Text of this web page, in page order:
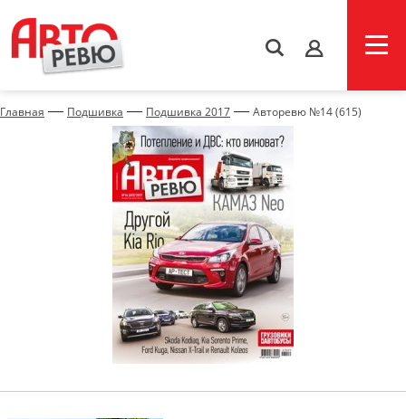
s
Главная — Подшивка — Подшивка 2017 — Авторевю №14 (615)